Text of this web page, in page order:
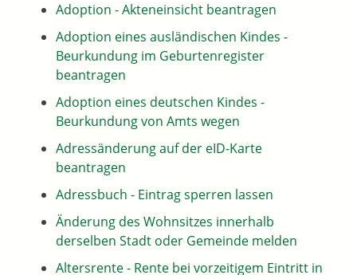
Adoption - Akteneinsicht beantragen
Adoption eines ausländischen Kindes -
Beurkundung im Geburtenregister
beantragen
Adoption eines deutschen Kindes -
Beurkundung von Amts wegen
Adressänderung auf der eID-Karte
beantragen
Adressbuch - Eintrag sperren lassen
Änderung des Wohnsitzes innerhalb
derselben Stadt oder Gemeinde melden
Altersrente - Rente bei vorzeitigem Eintritt in